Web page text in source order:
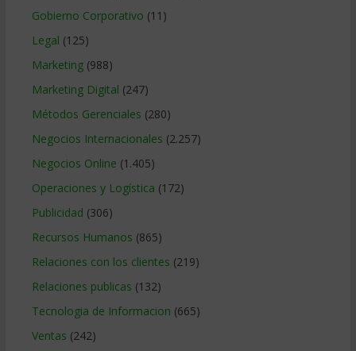
Gobierno Corporativo (11)
Legal (125)
Marketing(988)
Marketing Digital (247)
Métodos Gerenciales (280)
Negocios Internacionales (2.257)
Negocios Online (1.405)
Operaciones y Logística (172)
Publicidad (306)
Recursos Humanos (865)
Relaciones con los clientes (219)
Relaciones publicas (132)
Tecnologia de Informacion (665)
Ventas (242)